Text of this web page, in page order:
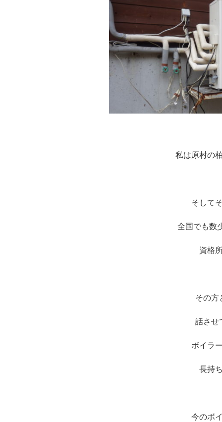
私は原村の
そして
全国でも数
資格
その方
話させ
ボイラ
長持
今のボ